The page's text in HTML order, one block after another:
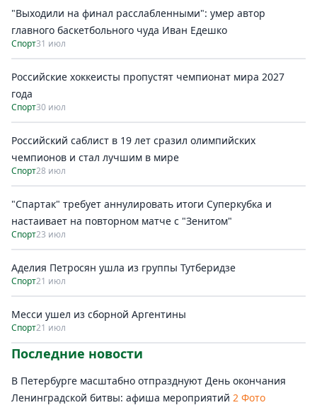
"Выходили на финал расслабленными": умер автор
главного баскетбольного чуда Иван Едешко
Спорт31 июл
Российские хоккеисты пропустят чемпионат мира 2027
года
Спорт30 июл
Российский саблист в 19 лет сразил олимпийских
чемпионов и стал лучшим в мире
Спорт28 июл
"Спартак" требует аннулировать итоги Суперкубка и
настаивает на повторном матче с "Зенитом"
Спорт23 июл
Аделия Петросян ушла из группы Тутберидзе
Спорт21 июл
Месси ушел из сборной Аргентины
Спорт21 июл
Последние новости
В Петербурге масштабно отпразднуют День окончания
Ленинградской битвы: афиша мероприятий 2 Фото